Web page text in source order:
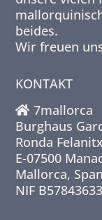
beides.
Wir freuen
KONTAKT
7mallorca
Burghaus
Ronda
E-07500
Mallorca,
NIF B57843633